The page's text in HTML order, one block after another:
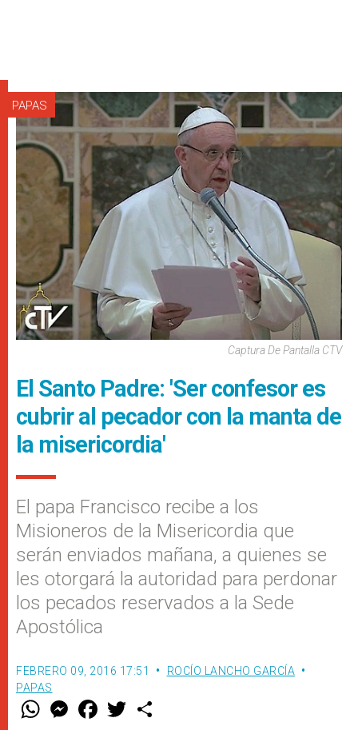
PAPAS
Captura De Pantalla CTV
El Santo Padre: 'Ser confesor es
cubrir al pecador con la manta de
la misericordia'
El papa Francisco recibe a los
Misioneros de la Misericordia que
serán enviados mañana, a quienes se
les otorgará la autoridad para perdonar
los pecados reservados a la Sede
Apostólica
FEBRERO 09, 2016 17:51
ROCÍO LANCHO GARCÍA
PAPAS
W M
e
F
a w